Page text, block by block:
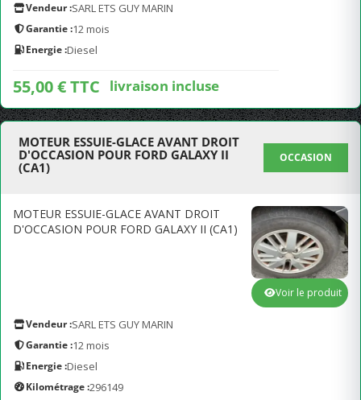
Vendeur :SARL ETS GUY MARIN
Garantie :12 mois
Energie :Diesel
55,00 € TTC livraison incluse
MOTEUR ESSUIE-GLACE AVANT DROIT
D'OCCASION POUR FORD GALAXY II
(CA1)
OCCASION
MOTEUR ESSUIE-GLACE AVANT DROIT
D'OCCASION POUR FORD GALAXY II (CA1)
Vendeur :SARL ETS GUY MARIN
Garantie :12 mois
Energie :Diesel
Kilométrage :296149
Voir le produit